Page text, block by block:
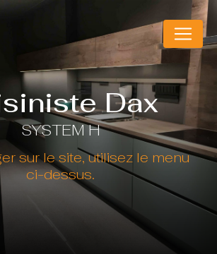
Dax
SYSTEM H
cookies